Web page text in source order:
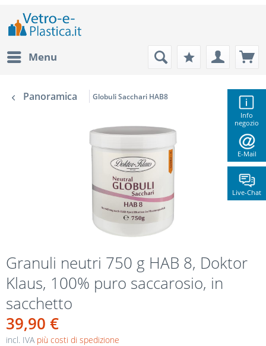
Info
negozio
E-Mail
Live-Chat
Menu
Panoramica Globuli Sacchari HAB8
Granuli neutri 750 g HAB 8, Doktor
Klaus, 100% puro saccarosio, in
sacchetto
39,90 €
incl. IVA più costi di spedizione